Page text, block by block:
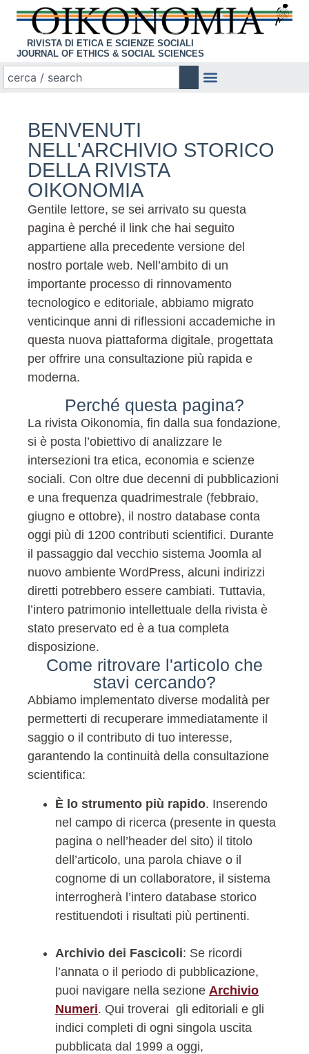
RIVISTA DI ETICA E SCIENZE SOCIALI
JOURNAL OF ETHICS & SOCIAL SCIENCES
BENVENUTI
NELL'ARCHIVIO STORICO
DELLA RIVISTA
OIKONOMIA
Gentile lettore, se sei arrivato su questa
pagina è perché il link che hai seguito
appartiene alla precedente versione del
nostro portale web. Nell’ambito di un
importante processo di rinnovamento
tecnologico e editoriale, abbiamo migrato
venticinque anni di riflessioni accademiche in
questa nuova piattaforma digitale, progettata
per offrire una consultazione più rapida e
moderna.
Perché questa pagina?
La rivista Oikonomia, fin dalla sua fondazione,
si è posta l’obiettivo di analizzare le
intersezioni tra etica, economia e scienze
sociali. Con oltre due decenni di pubblicazioni
e una frequenza quadrimestrale (febbraio,
giugno e ottobre), il nostro database conta
oggi più di 1200 contributi scientifici. Durante
il passaggio dal vecchio sistema Joomla al
nuovo ambiente WordPress, alcuni indirizzi
diretti potrebbero essere cambiati. Tuttavia,
l’intero patrimonio intellettuale della rivista è
stato preservato ed è a tua completa
disposizione.
Come ritrovare l'articolo che
stavi cercando?
Abbiamo implementato diverse modalità per
permetterti di recuperare immediatamente il
saggio o il contributo di tuo interesse,
garantendo la continuità della consultazione
scientifica:
È lo strumento più rapido. Inserendo
nel campo di ricerca (presente in questa
pagina o nell’header del sito) il titolo
dell’articolo, una parola chiave o il
cognome di un collaboratore, il sistema
interrogherà l’intero database storico
restituendoti i risultati più pertinenti.
Archivio dei Fascicoli: Se ricordi
l’annata o il periodo di pubblicazione,
puoi navigare nella sezione Archivio
Numeri. Qui troverai gli editoriali e gli
indici completi di ogni singola uscita
pubblicata dal 1999 a oggi,